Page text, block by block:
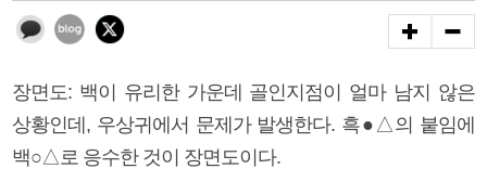
장면도: 백이 유리한 가운데 골인지점이 얼마 남지 않은
상황인데, 우상귀에서 문제가 발생한다. 흑●△의 붙임에
백○△로 응수한 것이 장면도이다.